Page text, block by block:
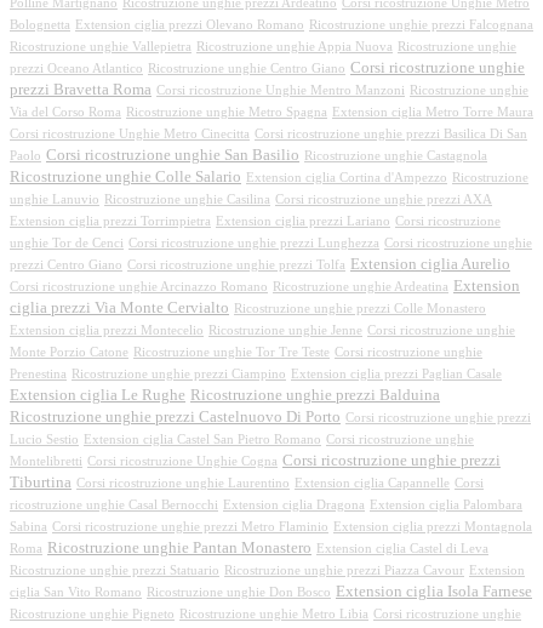
Polline Martignano Ricostruzione unghie prezzi Ardeatino Corsi ricostruzione Unghie Metro
Bolognetta
Extension ciglia prezzi Olevano Romano
Ricostruzione unghie prezzi Falcognana
Ricostruzione unghie Vallepietra
Ricostruzione unghie Appia Nuova
Ricostruzione unghie
prezzi Oceano Atlantico
Ricostruzione unghie Centro Giano Corsi ricostruzione unghie
prezzi Bravetta Roma Corsi ricostruzione Unghie Mentro Manzoni
Ricostruzione unghie
Via del Corso Roma
Ricostruzione unghie Metro Spagna
Extension ciglia Metro Torre Maura
Corsi ricostruzione Unghie Metro Cinecitta Corsi ricostruzione unghie prezzi Basilica Di San
Paolo Corsi ricostruzione unghie San Basilio Ricostruzione unghie Castagnola
Ricostruzione unghie Colle Salario Extension ciglia Cortina d'Ampezzo
Ricostruzione
unghie Lanuvio
Ricostruzione unghie Casilina Corsi ricostruzione unghie prezzi AXA
Extension ciglia prezzi Torrimpietra
Extension ciglia prezzi Lariano Corsi ricostruzione
unghie Tor de Cenci Corsi ricostruzione unghie prezzi Lunghezza Corsi ricostruzione unghie
prezzi Centro Giano Corsi ricostruzione unghie prezzi Tolfa Extension ciglia Aurelio
Corsi ricostruzione unghie Arcinazzo Romano Ricostruzione unghie Ardeatina
Extension
ciglia prezzi Via Monte Cervialto
Ricostruzione unghie prezzi Colle Monastero
Extension ciglia prezzi Montecelio
Ricostruzione unghie Jenne Corsi ricostruzione unghie
Monte Porzio Catone
Ricostruzione unghie Tor Tre Teste Corsi ricostruzione unghie
Prenestina
Ricostruzione unghie prezzi Ciampino Extension ciglia prezzi Paglian Casale
Extension ciglia Le Rughe Ricostruzione unghie prezzi Balduina
Ricostruzione unghie prezzi Castelnuovo Di Porto Corsi ricostruzione unghie prezzi
Lucio Sestio
Extension ciglia Castel San Pietro Romano Corsi ricostruzione unghie
Montelibretti Corsi ricostruzione Unghie Cogna Corsi ricostruzione unghie prezzi
Tiburtina Corsi ricostruzione unghie Laurentino Extension ciglia Capannelle Corsi
ricostruzione unghie Casal Bernocchi
Extension ciglia Dragona
Extension ciglia Palombara
Sabina Corsi ricostruzione unghie prezzi Metro Flaminio
Extension ciglia prezzi Montagnola
Roma
Ricostruzione unghie Pantan Monastero
Extension ciglia Castel di Leva
Ricostruzione unghie prezzi Statuario
Ricostruzione unghie prezzi Piazza Cavour
Extension
ciglia San Vito Romano
Ricostruzione unghie Don Bosco Extension ciglia Isola Farnese
Ricostruzione unghie Pigneto Ricostruzione unghie Metro Libia Corsi ricostruzione unghie